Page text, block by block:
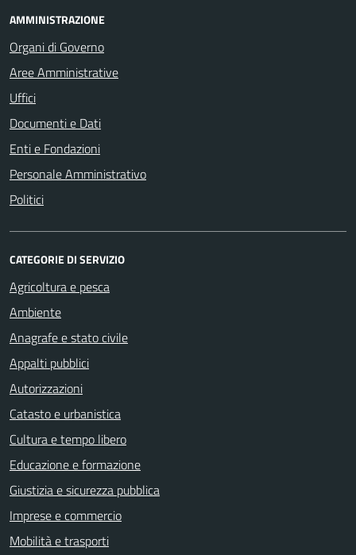
AMMINISTRAZIONE
Organi di Governo
Aree Amministrative
Uffici
Documenti e Dati
Enti e Fondazioni
Personale Amministrativo
Politici
CATEGORIE DI SERVIZIO
Agricoltura e pesca
Ambiente
Anagrafe e stato civile
Appalti pubblici
Autorizzazioni
Catasto e urbanistica
Cultura e tempo libero
Educazione e formazione
Giustizia e sicurezza pubblica
Imprese e commercio
Mobilità e trasporti